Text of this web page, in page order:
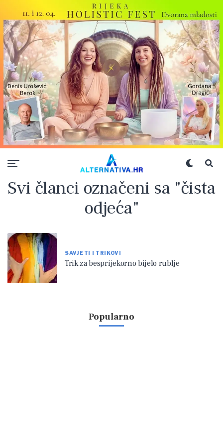
Svi članci označeni sa "čista
odjeća"
SAVJETI I TRIKOVI
Trik za besprijekorno bijelo rublje
Popularno